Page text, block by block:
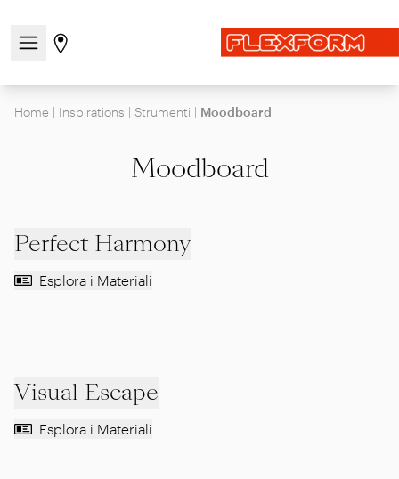
Apri/chiudi il menu di navigazione
Vai alla pagina degli stores
Home | Inspirations | Strumenti | Moodboard
Moodboard
Perfect Harmony
Esplora i Materiali
Visual Escape
Esplora i Materiali